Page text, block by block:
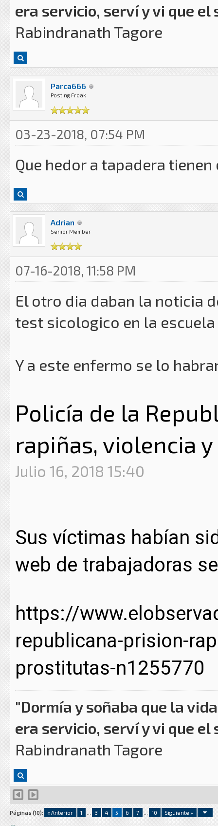
era servicio, serví y vi que
Rabindranath Tagore
Parca666
Posting Freak
03-23-2018, 07:54 PM
Que hedor a tapadera
Adrian
Senior Member
07-16-2018, 11:58 PM
El otro dia daban la noticia
test sicologico en la
Y a este enfermo se lo
Policía de la
rapiñas, violencia
Julio 16, 2018 15:40
Sus víctimas habían
web de trabajadoras
https://
republicana-prision-
prostitutas-n1255770
"Dormía y soñaba que la
era servicio, serví y vi que
Rabindranath Tagore
Páginas (10): « Anterior 1 ... 3 4 5 6 7 ... 10 Siguiente »